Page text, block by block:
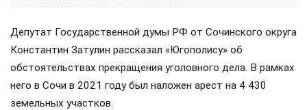
Депутат Государственной думы РФ от Сочинского округа
Константин Затулин рассказал «Югополису» об
обстоятельствах прекращения уголовного дела. В рамках
него в Сочи в 2021 году был наложен арест на 4 430
земельных участков.